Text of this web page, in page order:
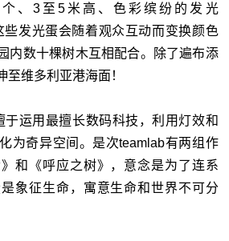
、3至5米高、色彩缤纷的发光
发光蛋会随着观众互动而变换颜色
内数十棵树木互相配合。除了遍布添
至维多利亚港海面！
于运用最擅长数码科技，利用灯效和
为奇异空间。是次teamlab有两组作
和《呼应之树》，意念是为了连系
象征生命，寓意生命和世界不可分